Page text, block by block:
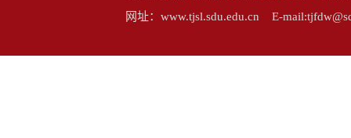
网址：www.tjsl.sdu.edu.cn E-